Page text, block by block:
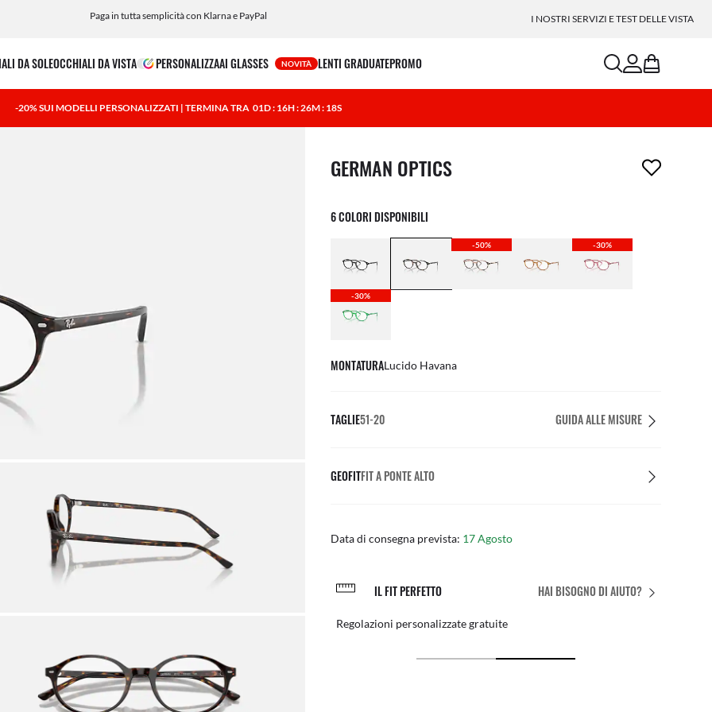
Paga in tutta semplicità con Klarna e PayPal I NOSTRI SERVIZI E TEST DELLE VISTA
DA SOLEOCCHIALI DA VISTA PERSONALIZZAAI GLASSES NOVITÀ LENTI GRADUATEPROMO searchaccount
bag
-20% SUI MODELLI PERSONALIZZATI | TERMINA TRA 01D : 16H : 26M : 17S
1 articolo è stato aggiunto alla tua wishlist
GERMAN OPTICS
6 COLORI DISPONIBILI
-50% -30%
-30%
MONTATURALucido Havana
TAGLIE51-20 GUIDA ALLE MISURE
GEOFITFIT A PONTE ALTO
Data di consegna prevista: 17 Agosto
HAI BISOGNO DI AIUTO?
IL FIT PERFETTO
Regolazioni personalizzate gratuite